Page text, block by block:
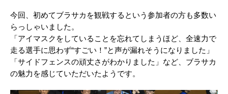
今回、初めてブラサカを観戦するという参加者の方も多数い
らっしゃいました。
「アイマスクをしていることを忘れてしまうほど、全速力で
走る選手に思わず“すごい！”と声が漏れそうになりました」
「サイドフェンスの頑丈さがわかりました」など、ブラサカ
の魅力を感じていただいたようです。